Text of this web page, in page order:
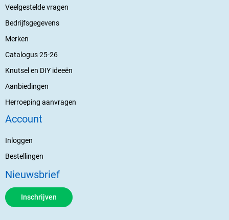
Veelgestelde vragen
Bedrijfsgegevens
Merken
Catalogus 25-26
Knutsel en DIY ideeën
Aanbiedingen
Herroeping aanvragen
Account
Inloggen
Bestellingen
Nieuwsbrief
Inschrijven